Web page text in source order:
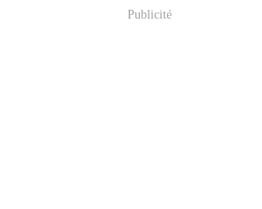
Publicité